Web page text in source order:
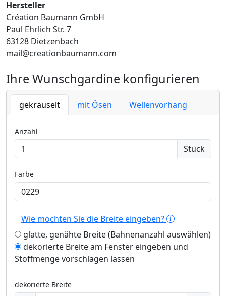
Hersteller
Création Baumann GmbH
Paul Ehrlich Str. 7
63128 Dietzenbach
mail@creationbaumann.com
Ihre Wunschgardine konfigurieren
gekräuselt mit Ösen Wellenvorhang
Anzahl
Stück
Farbe
Wie möchten Sie die Breite eingeben?
glatte, genähte Breite (Bahnenanzahl auswählen)
dekorierte Breite am Fenster eingeben und
Stoffmenge vorschlagen lassen
dekorierte Breite